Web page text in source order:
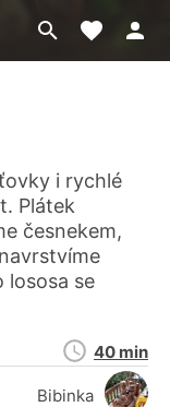
Přejít
na
Moje
i rychlé
Plátek
česnekem,
lososa se
Bibinka
Doba
přípravy
40 min